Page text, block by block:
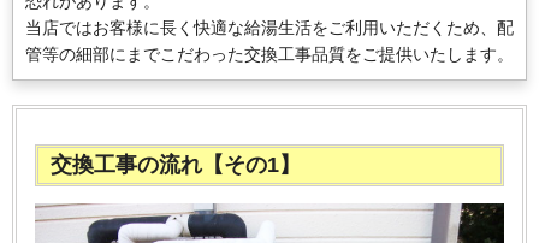
当店ではお客様に長く快適な給湯生活をご利用いただくため、配
管等の細部にまでこだわった交換工事品質をご提供いたします。
交換工事の流れ【その1】